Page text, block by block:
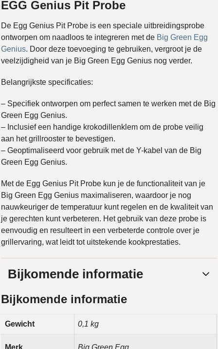
EGG Genius Pit Probe
De Egg Genius Pit Probe is een speciale uitbreidingsprobe
ontworpen om naadloos te integreren met de Big Green Egg
Genius. Door deze toevoeging te gebruiken, vergroot je de
veelzijdigheid van je Big Green Egg Genius nog verder.
Belangrijkste specificaties:
– Specifiek ontworpen om perfect samen te werken met de Big
Green Egg Genius.
– Inclusief een handige krokodillenklem om de probe veilig
aan het grillrooster te bevestigen.
– Geoptimaliseerd voor gebruik met de Y-kabel van de Big
Green Egg Genius.
Met de Egg Genius Pit Probe kun je de functionaliteit van je
Big Green Egg Genius maximaliseren, waardoor je nog
nauwkeuriger de temperatuur kunt regelen en de kwaliteit van
je gerechten kunt verbeteren. Het gebruik van deze probe is
eenvoudig en resulteert in een verbeterde controle over je
grillervaring, wat leidt tot uitstekende kookprestaties.
Bijkomende informatie
Bijkomende informatie
Gewicht 0,1 kg
Merk Big Green Egg